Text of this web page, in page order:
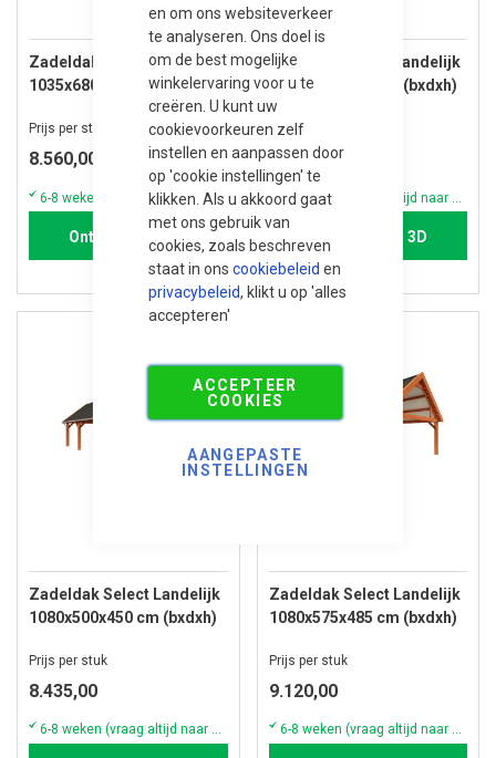
en om ons websiteverkeer
te analyseren. Ons doel is
om de best mogelijke
winkelervaring voor u te
creëren. U kunt uw
cookievoorkeuren zelf
instellen en aanpassen door
op 'cookie instellingen' te
klikken. Als u akkoord gaat
met ons gebruik van
cookies, zoals beschreven
staat in ons cookiebeleid en
privacybeleid, klikt u op 'alles
accepteren'
ACCEPTEER
COOKIES
AANGEPASTE
INSTELLINGEN
Zadeldak Select Landelijk
1035x680x495 cm (bxdxh)
Prijs per stuk
8.560,00
6-8 weken (vraag altijd naar de actuele voorraad & levertijd)
Ontwerpen in 3D
Zadeldak Select Landelijk
1035x810x495 cm (bxdxh)
Prijs per stuk
11.685,00
Ontwerpen in 3D
Zadeldak Select Landelijk
1080x500x450 cm (bxdxh)
Prijs per stuk
8.435,00
6-8 weken (vraag altijd naar de actuele voorraad & levertijd)
Zadeldak Select Landelijk
1080x575x485 cm (bxdxh)
Prijs per stuk
9.120,00
6-8 weken (vraag altijd naar de actuele voorraad & levertijd)